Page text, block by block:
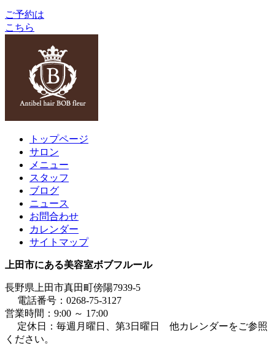
ご予約は
こちら
トップページ
サロン
メニュー
スタッフ
ブログ
ニュース
お問合わせ
カレンダー
サイトマップ
上田市にある美容室ボブフルール
長野県上田市真田町傍陽7939-5
電話番号：0268-75-3127
営業時間：9:00 ～ 17:00
定休日：毎週月曜日、第3日曜日 他カレンダーをご参照
ください。